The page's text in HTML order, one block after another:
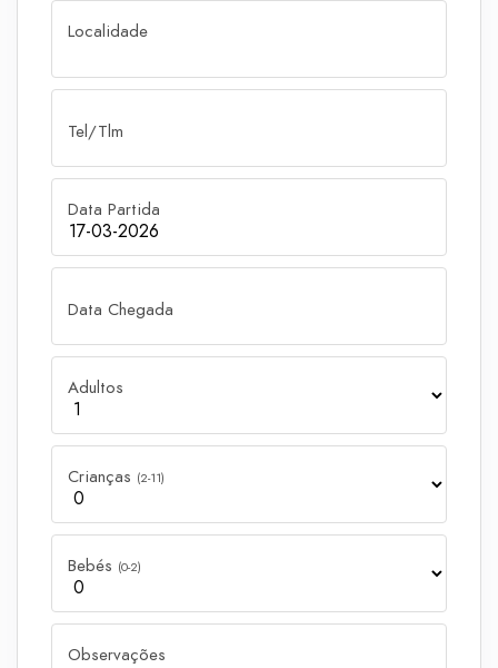
Localidade
Tel/Tlm
Data Partida
Data Chegada
Adultos
Crianças (2-11)
Bebés (0-2)
Observações